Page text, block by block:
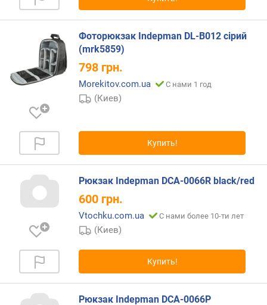
е
я
о
к
о
л
е
т
у
р
Фоторюкзак Indepman DL-B012 сірий
(mrk5859)
798 грн.
Morekitov.com.ua С нами 1 год
(Киев)
Купить!
Рюкзак Indepman DCA-0066R black/red
600 грн.
Vtochku.com.ua С нами более 10-ти лет
(Киев)
Купить!
Рюкзак Indepman DCA-0066P